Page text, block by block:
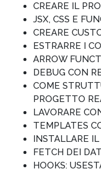
CREARE IL
JSX, CSS E
CREARE
ESTRARRE I
ARROW
DEBUG CON
COME
PROGETTO
LAVORARE
TEMPLATES
INSTALLARE
FETCH DEI
HOOKS: